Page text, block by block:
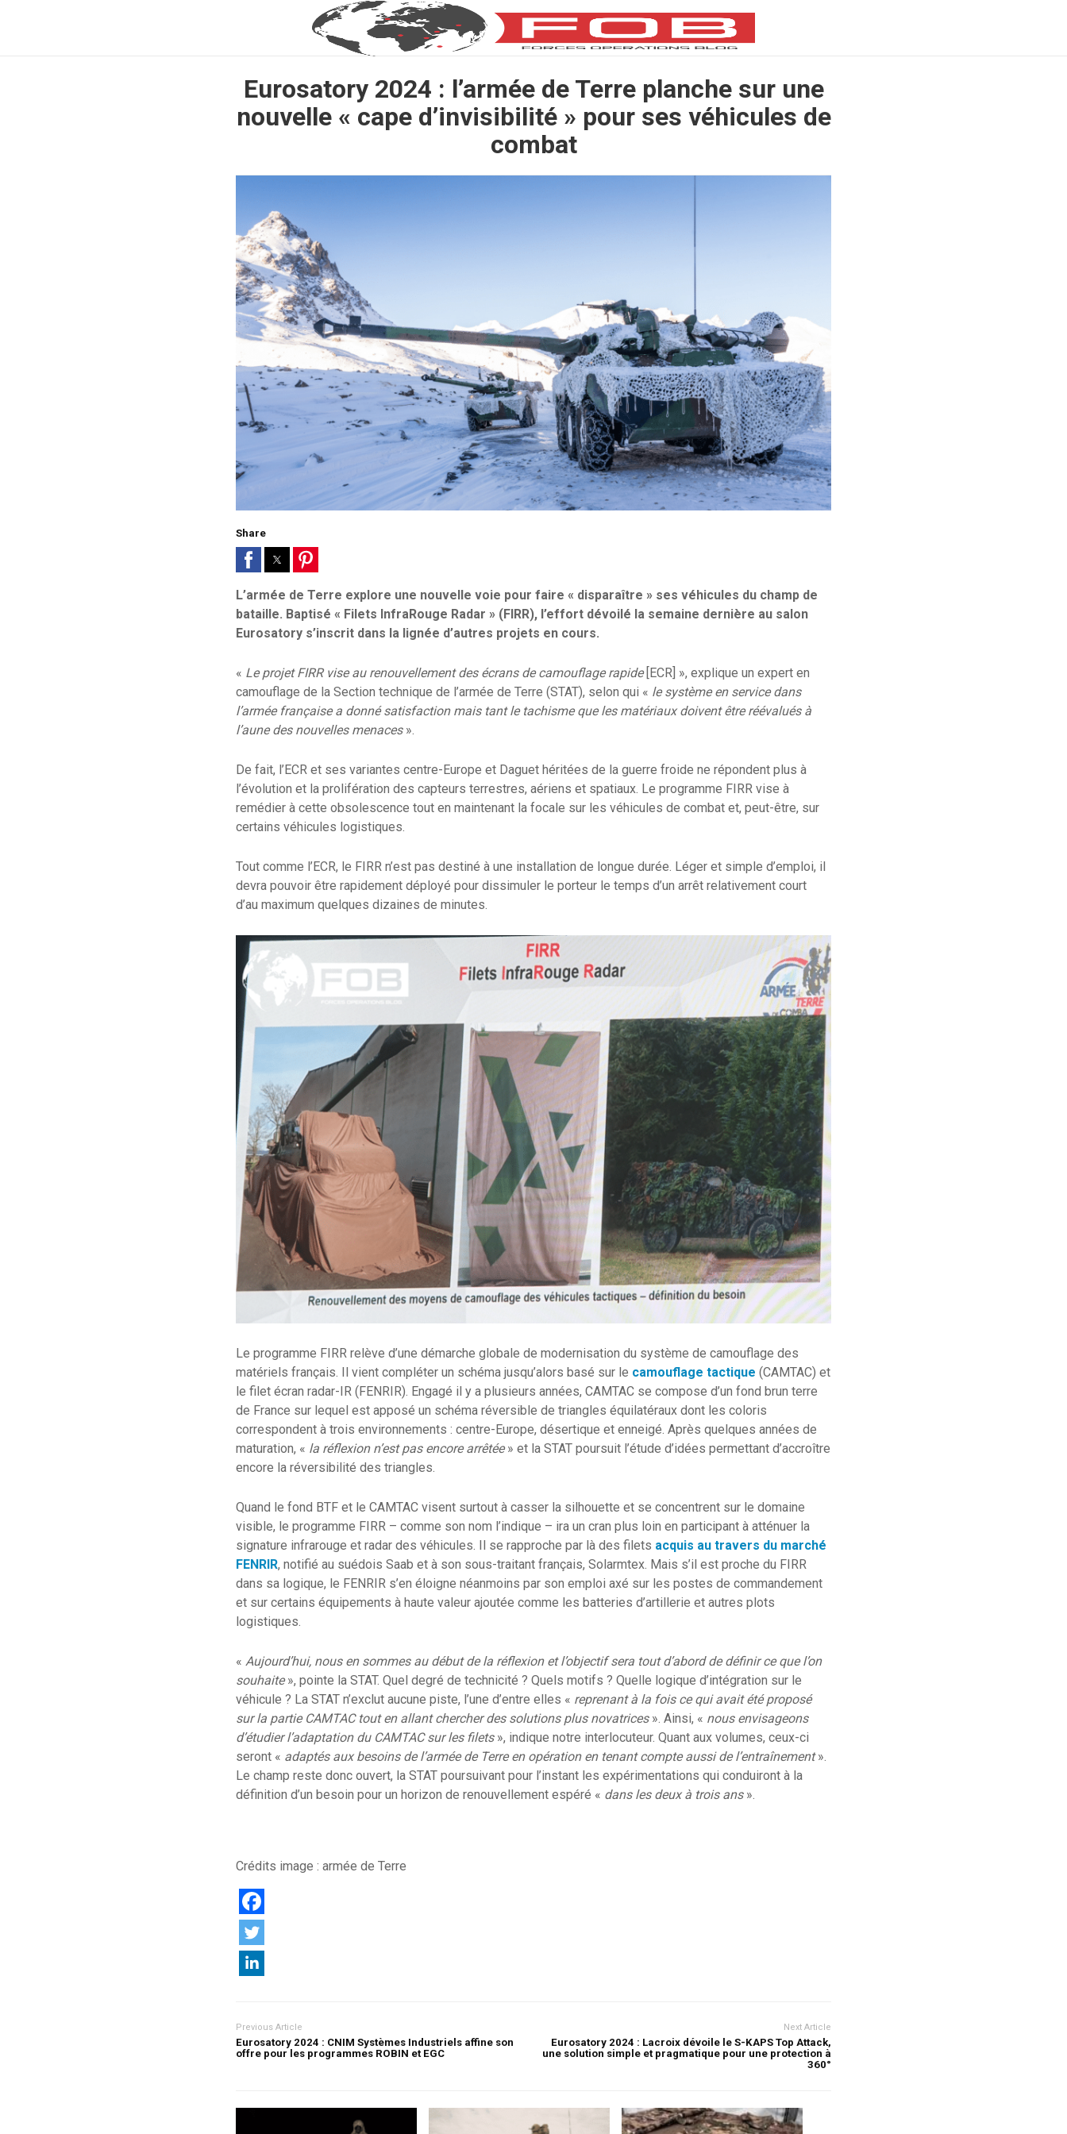
Eurosatory 2024 : l’armée de Terre planche sur une
nouvelle « cape d’invisibilité » pour ses véhicules de
combat
Share
L’armée de Terre explore une nouvelle voie pour faire « disparaître » ses véhicules du champ de
bataille. Baptisé « Filets InfraRouge Radar » (FIRR), l’effort dévoilé la semaine dernière au salon
Eurosatory s’inscrit dans la lignée d’autres projets en cours.
« Le projet FIRR vise au renouvellement des écrans de camouflage rapide[ECR] », explique un expert en
camouflage de la Section technique de l’armée de Terre (STAT), selon qui « le système en service dans
l’armée française a donné satisfaction mais tant le tachisme que les matériaux doivent être réévalués à
l’aune des nouvelles menaces».
De fait, l’ECR et ses variantes centre-Europe et Daguet héritées de la guerre froide ne répondent plus à
l’évolution et la prolifération des capteurs terrestres, aériens et spatiaux. Le programme FIRR vise à
remédier à cette obsolescence tout en maintenant la focale sur les véhicules de combat et, peut-être, sur
certains véhicules logistiques.
Tout comme l’ECR, le FIRR n’est pas destiné à une installation de longue durée. Léger et simple d’emploi, il
devra pouvoir être rapidement déployé pour dissimuler le porteur le temps d’un arrêt relativement court
d’au maximum quelques dizaines de minutes.
Le programme FIRR relève d’une démarche globale de modernisation du système de camouflage des
matériels français. Il vient compléter un schéma jusqu’alors basé sur le camouflage tactique (CAMTAC) et
le filet écran radar-IR (FENRIR). Engagé il y a plusieurs années, CAMTAC se compose d’un fond brun terre
de France sur lequel est apposé un schéma réversible de triangles équilatéraux dont les coloris
correspondent à trois environnements : centre-Europe, désertique et enneigé. Après quelques années de
maturation, « la réflexion n’est pas encore arrêtée» et la STAT poursuit l’étude d’idées permettant d’accroître
encore la réversibilité des triangles.
Quand le fond BTF et le CAMTAC visent surtout à casser la silhouette et se concentrent sur le domaine
visible, le programme FIRR – comme son nom l’indique – ira un cran plus loin en participant à atténuer la
signature infrarouge et radar des véhicules. Il se rapproche par là des filets acquis au travers du marché
FENRIR, notifié au suédois Saab et à son sous-traitant français, Solarmtex. Mais s’il est proche du FIRR
dans sa logique, le FENRIR s’en éloigne néanmoins par son emploi axé sur les postes de commandement
et sur certains équipements à haute valeur ajoutée comme les batteries d’artillerie et autres plots
logistiques.
« Aujourd’hui, nous en sommes au début de la réflexion et l’objectif sera tout d’abord de définir ce que l’on
souhaite», pointe la STAT. Quel degré de technicité ? Quels motifs ? Quelle logique d’intégration sur le
véhicule ? La STAT n’exclut aucune piste, l’une d’entre elles « reprenant à la fois ce qui avait été proposé
sur la partie CAMTAC tout en allant chercher des solutions plus novatrices». Ainsi, « nous envisageons
d’étudier l’adaptation du CAMTAC sur les filets», indique notre interlocuteur. Quant aux volumes, ceux-ci
seront « adaptés aux besoins de l’armée de Terre en opération en tenant compte aussi de l’entraînement».
Le champ reste donc ouvert, la STAT poursuivant pour l’instant les expérimentations qui conduiront à la
définition d’un besoin pour un horizon de renouvellement espéré « dans les deux à trois ans».
Crédits image : armée de Terre
Previous Article
Eurosatory 2024 : CNIM Systèmes Industriels affine son
offre pour les programmes ROBIN et EGC
Next Article
Eurosatory 2024 : Lacroix dévoile le S-KAPS Top Attack,
une solution simple et pragmatique pour une protection à
360°